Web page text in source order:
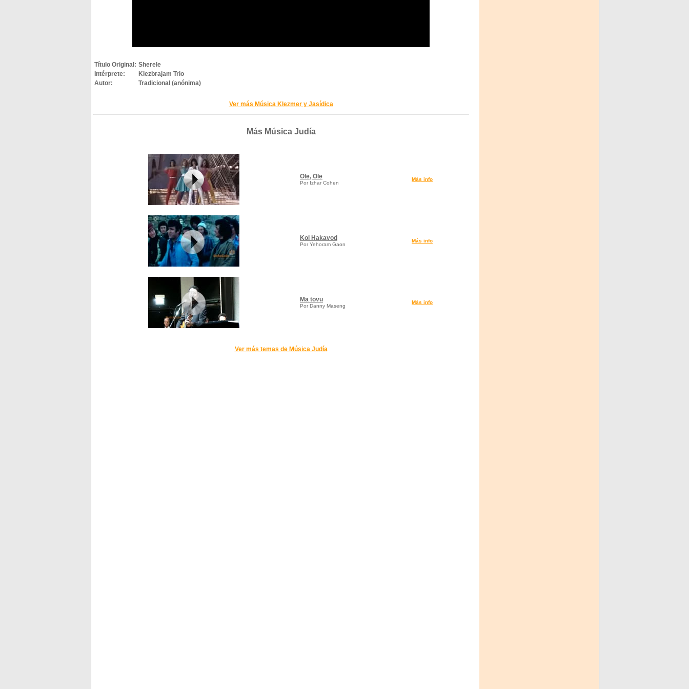
Título Original: Sherele
Intérprete:
Klezbrajam Trio
Autor:
Tradicional (anónima)
Ver más Música Klezmer y Jasídica
Más Música Judía
Ole, Ole
Por Izhar Cohen
Más info
Kol Hakavod
Por Yehoram Gaon
Más info
Ma tovu
Por Danny Maseng
Más info
Ver más temas de Música Judía